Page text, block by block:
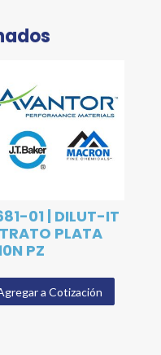
01 | DILUT-IT
PLATA
PZ
a Cotización